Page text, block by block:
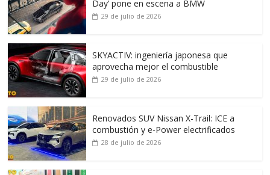
Day’ pone en escena a BMW
29 de julio de 2026
SKYACTIV: ingeniería japonesa que
aprovecha mejor el combustible
29 de julio de 2026
Renovados SUV Nissan X-Trail: ICE a
combustión y e-Power electrificados
28 de julio de 2026